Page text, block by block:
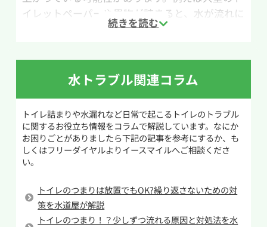
と、排水管や便器を傷つける恐れがあるため慎重
に作業を行いましょう。
に付いているブラシヘッドを便器内の排水口にゆ
っくり差し込みます。詰まりに当たった感触があ
ったら、柄を回しながら少しずつ動かし、詰ま
りの原因をほぐしていきます。もしトイレットペ
ーパーが原因であれば、削りながら奥へ押し流
すことで解消できる場合があります。
作業しても改善しない場合や奥で詰まっている場
すすめします。
イレットペーパーや異物が詰まると、水が流れに
くくなり便器内の水位が高くなることがありま
気圧変化によるサイホン現象などで封水が引か
れ、水位が下がってしまうケースが考えられま
す。また、排水路に残った紙が水を吸収して水位
が下がる「毛細管現象」が起こることもありま
す。タンク内部の故障（給水バルブや浮き球の不
具合など）で給水量が不足し、水がいつもより
間トイレを使わない間に水が蒸発して水位が低下
する場合もあります。
水トラブル関連コラム
トイレ詰まりや水漏れなど日常で起こるトイレのトラブル
に関するお役立ち情報をコラムで解説しています。なにか
お困りごとがありましたら下記の記事を参考にするか、も
しくはフリーダイヤルよりイースマイルへご相談くださ
い。
トイレのつまりは放置でもOK?繰り返さないための対
策を水道屋が解説
トイレのつまり！？少しずつ流れる原因と対処法を水